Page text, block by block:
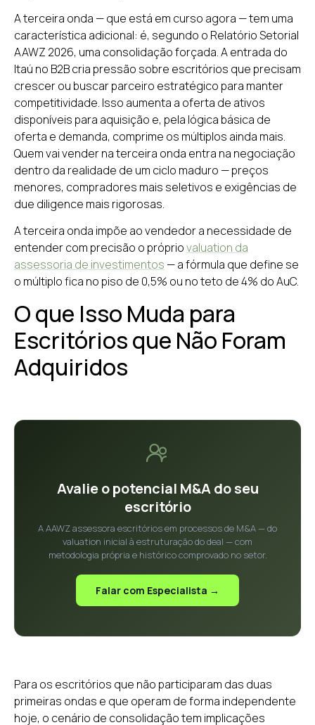
A terceira onda — que está em curso agora — tem uma
característica adicional: é, segundo o Relatório Setorial
AAWZ 2026, uma consolidação forçada. A entrada do
Itaú no B2B cria pressão sobre escritórios que precisam
crescer ou buscar parceiro estratégico para manter
competitividade. Isso aumenta a oferta de ativos
disponíveis para aquisição e, pela lógica básica de
oferta e demanda, comprime os múltiplos ainda mais.
Quem vai vender na terceira onda entra na negociação
dentro da realidade de um ciclo maduro — preços
menores, compradores mais seletivos e exigências de
due diligence mais rigorosas.
A terceira onda impõe ao vendedor a necessidade de
entender com precisão o própriovaluation da
assessoria de investimentos — a fórmula que define se
o múltiplo fica no piso de 0,5% ou no teto de 4% do AuC.
O que Isso Muda para
Escritórios que Não Foram
Adquiridos
Avalie o potencial M&A do seu
escritório
A AAWZ assessora escritórios em processos de M&A — do
valuation inicial à estruturação do deal — com
metodologia própria e histórico comprovado no setor.
Falar com Especialista →
Para os escritórios que não participaram das duas
primeiras ondas e que operam de forma independente
hoje, o cenário de consolidação tem implicações